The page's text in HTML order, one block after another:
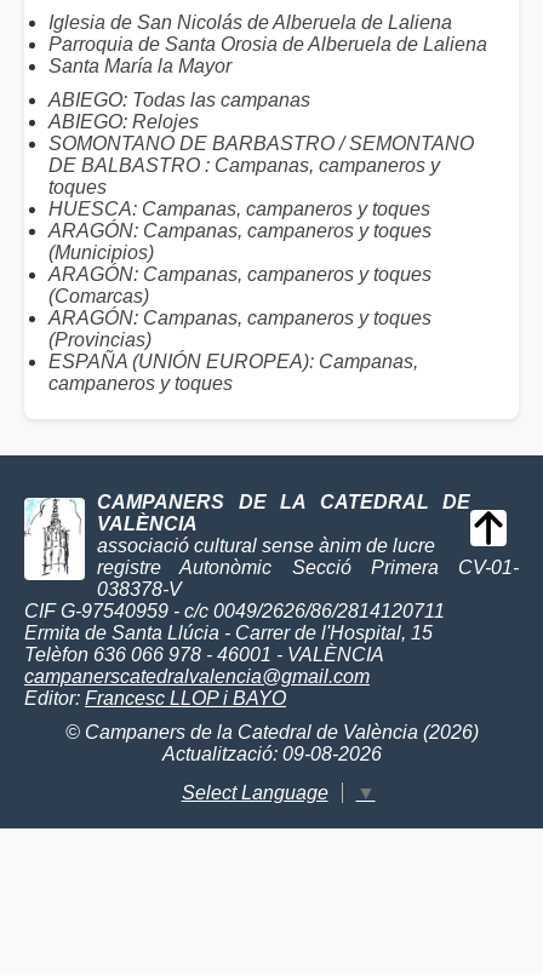
Iglesia de San Nicolás de Alberuela de Laliena
Parroquia de Santa Orosia de Alberuela de Laliena
Santa María la Mayor
ABIEGO: Todas las campanas
ABIEGO: Relojes
SOMONTANO DE BARBASTRO / SEMONTANO
DE BALBASTRO : Campanas, campaneros y
toques
HUESCA: Campanas, campaneros y toques
ARAGÓN: Campanas, campaneros y toques
(Municipios)
ARAGÓN: Campanas, campaneros y toques
(Comarcas)
ARAGÓN: Campanas, campaneros y toques
(Provincias)
ESPAÑA (UNIÓN EUROPEA): Campanas,
campaneros y toques
CAMPANERS DE LA CATEDRAL DE
VALÈNCIA
associació cultural sense ànim de lucre
registre Autonòmic Secció Primera CV-01-
038378-V
CIF G-97540959 - c/c 0049/2626/86/2814120711
Ermita de Santa Llúcia - Carrer de l'Hospital, 15
Telèfon 636 066 978 - 46001 - VALÈNCIA
campanerscatedralvalencia@gmail.com
Editor: Francesc LLOP i BAYO
© Campaners de la Catedral de València (2026)
Actualització: 09-08-2026
Select Language
▼